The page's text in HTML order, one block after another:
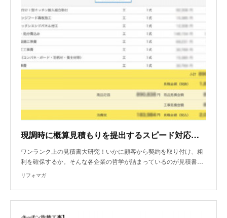
現調時に概算見積もりを提出するスピード対応で他社と差別化！
ワンランク上の見積書大研究！いかに顧客から契約を取り付け、粗
利を確保するか。そんな各企業の哲学が詰まっているのが見積書…
リフォマガ